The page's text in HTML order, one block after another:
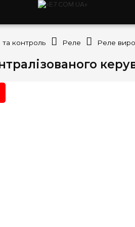
та контроль Реле Реле